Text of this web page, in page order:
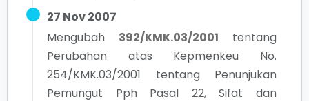
27 Nov 2007
Mengubah
392/KMK.03/2001
tentang
Perubahan atas Kepmenkeu No.
254/KMK.03/2001 tentang Penunjukan
Pemungut Pph Pasal 22, Sifat dan